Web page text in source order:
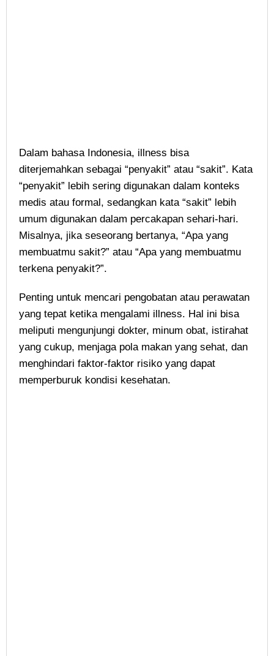
Dalam bahasa Indonesia, illness bisa
diterjemahkan sebagai “penyakit” atau “sakit”. Kata
“penyakit” lebih sering digunakan dalam konteks
medis atau formal, sedangkan kata “sakit” lebih
umum digunakan dalam percakapan sehari-hari.
Misalnya, jika seseorang bertanya, “Apa yang
membuatmu sakit?” atau “Apa yang membuatmu
terkena penyakit?”.
Penting untuk mencari pengobatan atau perawatan
yang tepat ketika mengalami illness. Hal ini bisa
meliputi mengunjungi dokter, minum obat, istirahat
yang cukup, menjaga pola makan yang sehat, dan
menghindari faktor-faktor risiko yang dapat
memperburuk kondisi kesehatan.